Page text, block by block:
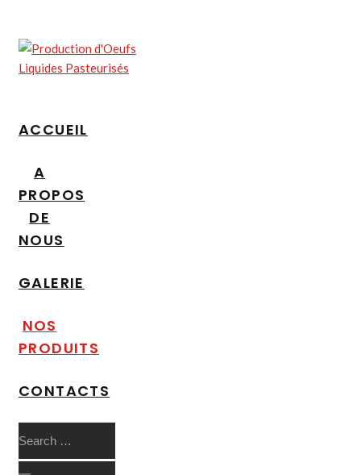
content
ACCUEIL
A
PROPOS
DE
NOUS
GALERIE
NOS
PRODUITS
CONTACTS